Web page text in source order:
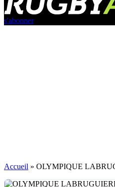
s'abonner
Accueil » OLYMPIQUE